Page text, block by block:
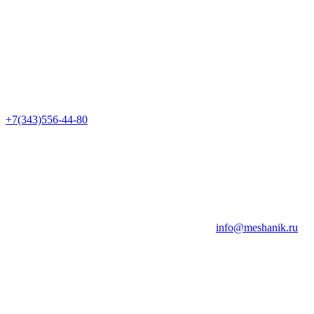
+7(343)556-44-80
info@meshanik.ru